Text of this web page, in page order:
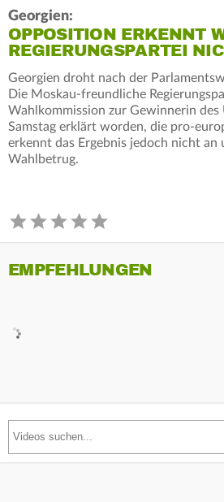
Georgien:
OPPOSITION ERKENNT
REGIERUNGSPARTEI
Georgien droht nach der
Die Moskau-freundliche
Wahlkommission zur Gewinnerin des
Samstag erklärt worden, die pro-
erkennt das Ergebnis jedoch nicht an
Wahlbetrug.
EMPFEHLUNGEN